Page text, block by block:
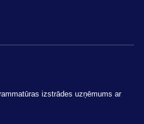
izstrādes uzņēmums ar